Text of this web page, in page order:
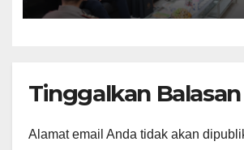
Tinggalkan Balasan
Alamat email Anda tidak akan